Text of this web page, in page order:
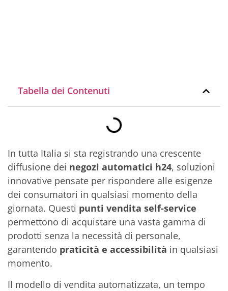
Tabella dei Contenuti
In tutta Italia si sta registrando una crescente
diffusione dei negozi automatici h24, soluzioni
innovative pensate per rispondere alle esigenze
dei consumatori in qualsiasi momento della
giornata. Questi punti vendita self-service
permettono di acquistare una vasta gamma di
prodotti senza la necessità di personale,
garantendo praticità e accessibilità in qualsiasi
momento.
Il modello di vendita automatizzata, un tempo